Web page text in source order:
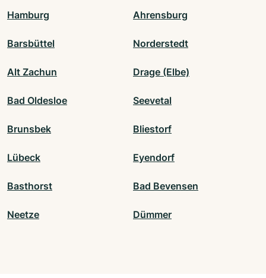
Hamburg Ahrensburg
Barsbüttel Norderstedt
Alt Zachun Drage (Elbe)
Bad Oldesloe Seevetal
Brunsbek Bliestorf
Lübeck Eyendorf
Basthorst Bad Bevensen
Neetze Dümmer